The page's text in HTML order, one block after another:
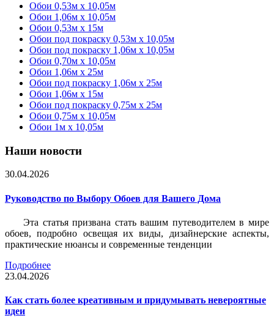
Обои 0,53м x 10,05м
Обои 1,06м х 10,05м
Обои 0,53м x 15м
Обои под покраску 0,53м x 10,05м
Обои под покраску 1,06м х 10,05м
Обои 0,70м x 10,05м
Обои 1,06м x 25м
Обои под покраску 1,06м x 25м
Обои 1,06м x 15м
Обои под покраску 0,75м x 25м
Обои 0,75м x 10,05м
Обои 1м х 10,05м
Наши новости
30.04.2026
Руководство по Выбору Обоев для Вашего Дома
Эта статья призвана стать вашим путеводителем в мире
обоев, подробно освещая их виды, дизайнерские аспекты,
практические нюансы и современные тенденции
Подробнее
23.04.2026
Как стать более креативным и придумывать невероятные
идеи